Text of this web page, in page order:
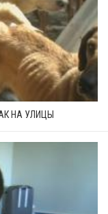
НА УЛИЦЫ